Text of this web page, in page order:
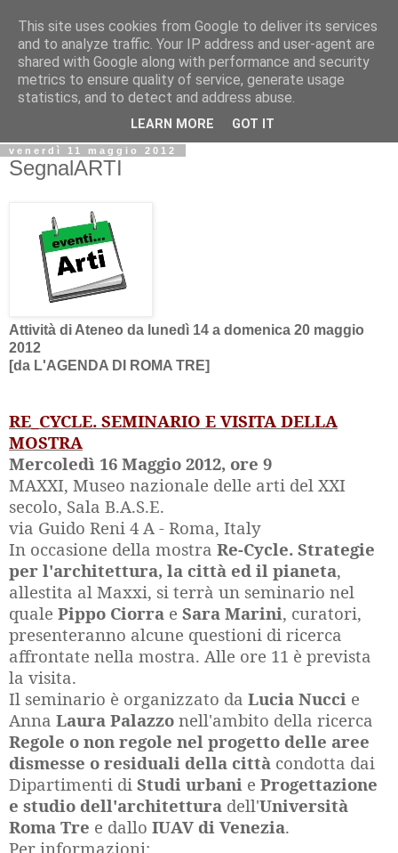
Biblio@rti in
Il Blog della Biblioteca di Area delle arti per condividere
informazioni iniziative incontri
venerdì 11 maggio 2012
SegnalARTI
Attività di Ateneo da lunedì 14 a domenica 20 maggio
2012
[da L'AGENDA DI ROMA TRE]
RE_CYCLE. SEMINARIO E VISITA DELLA
MOSTRA
Mercoledì 16 Maggio 2012, ore 9
MAXXI, Museo nazionale delle arti del XXI
secolo, Sala B.A.S.E.
via Guido Reni 4 A - Roma, Italy
In occasione della mostra Re-Cycle. Strategie
per l'architettura, la città ed il pianeta,
allestita al Maxxi, si terrà un seminario nel
quale Pippo Ciorra e Sara Marini, curatori,
presenteranno alcune questioni di ricerca
affrontate nella mostra. Alle ore 11 è prevista
la visita.
Il seminario è organizzato da Lucia Nucci e
Anna Laura Palazzo nell'ambito della ricerca
Regole o non regole nel progetto delle aree
dismesse o residuali della città condotta dai
Dipartimenti di Studi urbani e Progettazione
e studio dell'architettura dell'Università
Roma Tre e dallo IUAV di Venezia.
Per informazioni:
This site uses cookies from Google to deliver its services
and to analyze traffic. Your IP address and user-agent are
shared with Google along with performance and security
metrics to ensure quality of service, generate usage
statistics, and to detect and address abuse.
LEARN MORE GOT IT